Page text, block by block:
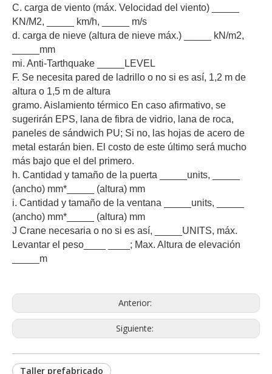
C. carga de viento (máx. Velocidad del viento) _____
KN/M2, _____ km/h, _____ m/s
d. carga de nieve (altura de nieve máx.) _____ kN/m2,
_____mm
mi. Anti-Tarthquake _____LEVEL
F. Se necesita pared de ladrillo o no si es así, 1,2 m de
altura o 1,5 m de altura
gramo. Aislamiento térmico En caso afirmativo, se
sugerirán EPS, lana de fibra de vidrio, lana de roca,
paneles de sándwich PU; Si no, las hojas de acero de
metal estarán bien. El costo de este último será mucho
más bajo que el del primero.
h. Cantidad y tamaño de la puerta _____units, _____
(ancho) mm*_____ (altura) mm
i. Cantidad y tamaño de la ventana _____units, _____
(ancho) mm*_____ (altura) mm
J Crane necesaria o no si es así, _____UNITS, máx.
Levantar el peso____ ____; Max. Altura de elevación
_____m
Anterior:
Siguiente:
Taller prefabricado